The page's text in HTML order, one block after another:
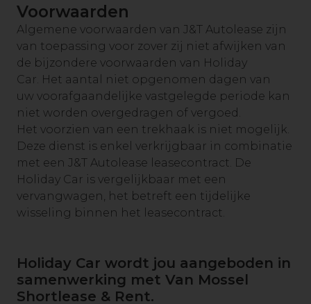
Voorwaarden
Algemene voorwaarden van J&T Autolease zijn
van toepassing voor zover zij niet afwijken van
de bijzondere voorwaarden van Holiday
Car. Het aantal niet opgenomen dagen van
uw voorafgaandelijke vastgelegde periode kan
niet worden overgedragen of vergoed.
Het voorzien van een trekhaak is niet mogelijk.
Deze dienst is enkel verkrijgbaar in combinatie
met een J&T Autolease leasecontract. De
Holiday Car is vergelijkbaar met een
vervangwagen, het betreft een tijdelijke
wisseling binnen het leasecontract.
Holiday Car wordt jou aangeboden in
samenwerking met Van Mossel
Shortlease & Rent.